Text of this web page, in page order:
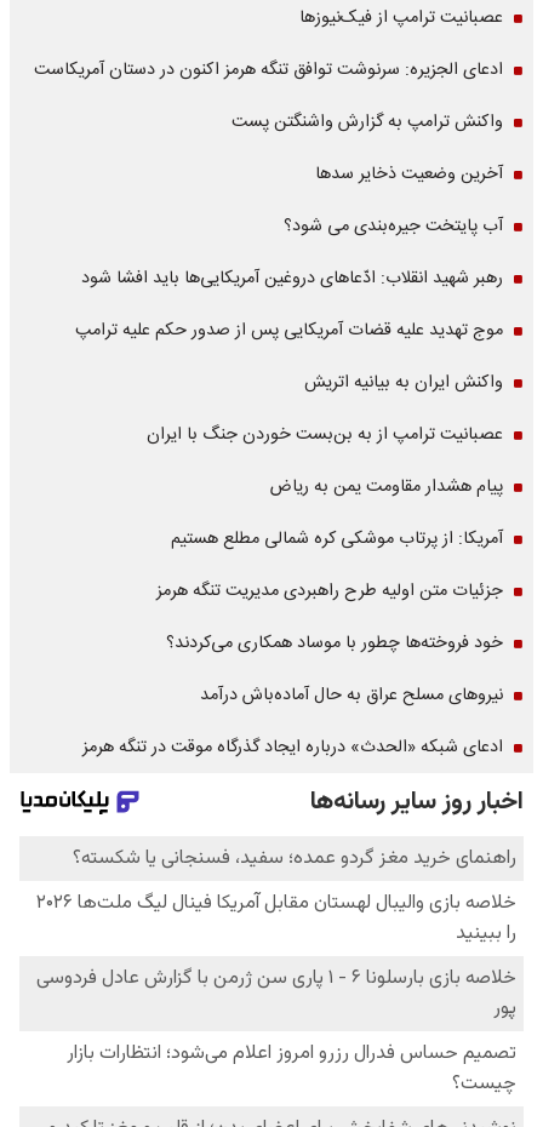
عصبانیت ترامپ از فیک‌نیوزها
ادعای الجزیره: سرنوشت توافق تنگه هرمز اکنون در دستان آمریکاست
واکنش ترامپ به گزارش واشنگتن پست
آخرین وضعیت ذخایر سدها
آب پایتخت جیره‌بندی می شود؟
رهبر شهید انقلاب: ادّعاهای دروغین آمریکایی‌ها باید افشا شود
موج تهدید علیه قضات آمریکایی پس از صدور حکم علیه ترامپ
واکنش ایران به بیانیه اتریش
عصبانیت ترامپ از به بن‌بست خوردن جنگ با ایران
پیام هشدار مقاومت یمن به ریاض
آمریکا: از پرتاب موشکی کره شمالی مطلع هستیم
جزئیات متن اولیه طرح راهبردی مدیریت تنگه هرمز
خود فروخته‌ها چطور با موساد همکاری می‌کردند؟
نیروهای مسلح عراق به حال آماده‌باش درآمد
ادعای شبکه «الحدث» درباره ایجاد گذرگاه موقت در تنگه هرمز